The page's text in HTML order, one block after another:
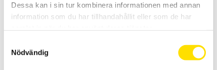
Dessa kan i sin tur kombinera informationen med annan
information som du har tillhandahållit eller som de har
Nödvändig